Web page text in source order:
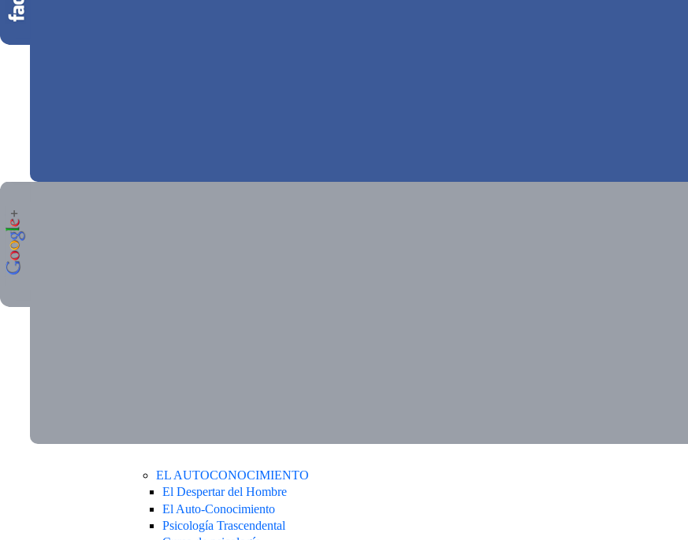
EL AUTOCONOCIMIENTO
El Despertar del Hombre
El Auto-Conocimiento
Psicología Trascendental